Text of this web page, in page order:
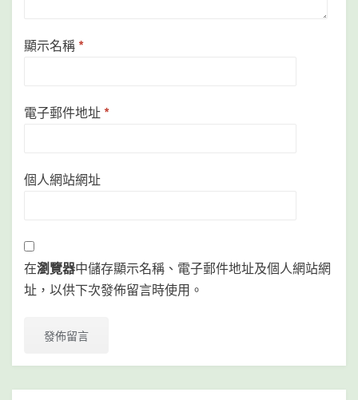
顯示名稱 *
電子郵件地址 *
個人網站網址
在瀏覽器中儲存顯示名稱、電子郵件地址及個人網站網
址，以供下次發佈留言時使用。